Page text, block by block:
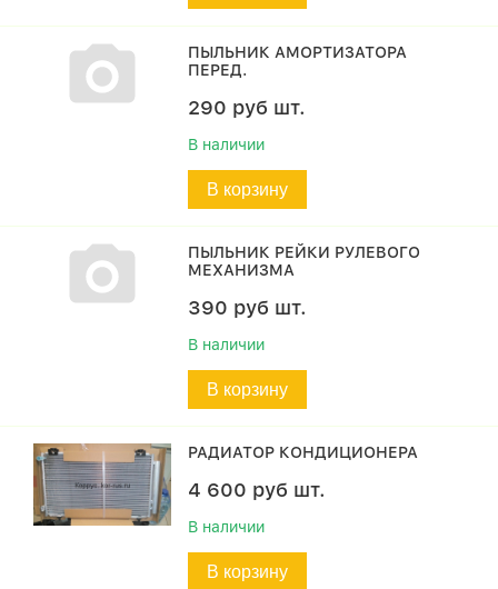
ПЫЛЬНИК АМОРТИЗАТОРА
ПЕРЕД.
290 руб шт.
В наличии
В корзину
ПЫЛЬНИК РЕЙКИ РУЛЕВОГО
МЕХАНИЗМА
390 руб шт.
В наличии
В корзину
РАДИАТОР КОНДИЦИОНЕРА
4 600 руб шт.
В наличии
В корзину